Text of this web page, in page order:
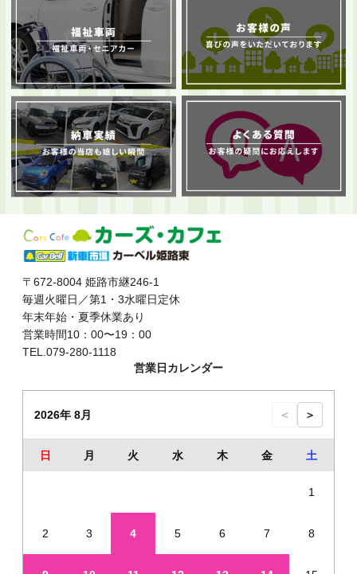
〒672-8004 姫路市継246-1
毎週火曜日／第1・3水曜日定休
年末年始・夏季休業あり
営業時間10：00〜19：00
TEL.079-280-1118
営業日カレンダー
2026年 8月 ＜ ＞
日 月 火 水 木 金 土
1
2 3 4 5 6 7 8